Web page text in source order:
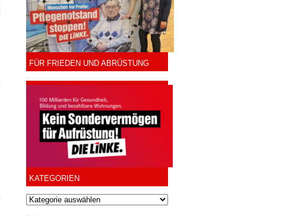
FÜR FRIEDEN UND ABRÜSTUNG
KATEGORIEN